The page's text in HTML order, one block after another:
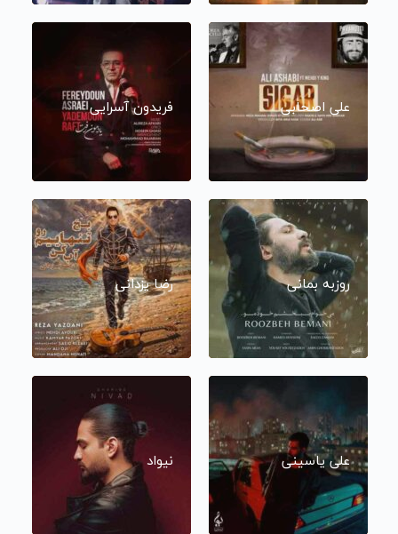
علی اصحابی فریدون آسرایی
روزبه بمانی رضا یزدانی
علی یاسینی نیواد